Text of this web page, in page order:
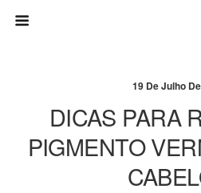
19 De Julho
DICAS PARA
PIGMENTO